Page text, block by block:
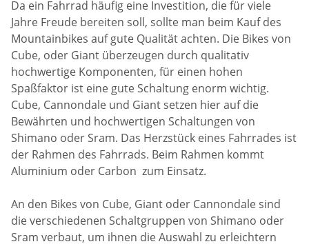
Da ein Fahrrad häufig eine Investition, die für viele
Jahre Freude bereiten soll, sollte man beim Kauf des
Mountainbikes auf gute Qualität achten. Die Bikes von
Cube, oder Giant überzeugen durch qualitativ
hochwertige Komponenten, für einen hohen
Spaßfaktor ist eine gute Schaltung enorm wichtig.
Cube, Cannondale und Giant setzen hier auf die
Bewährten und hochwertigen Schaltungen von
Shimano oder Sram. Das Herzstück eines Fahrrades ist
der Rahmen des Fahrrads. Beim Rahmen kommt
Aluminium oder Carbon zum Einsatz.
An den Bikes von Cube, Giant oder Cannondale sind
die verschiedenen Schaltgruppen von Shimano oder
Sram verbaut, um ihnen die Auswahl zu erleichtern